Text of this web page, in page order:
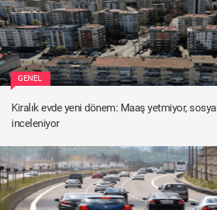
GENEL
Kiralık evde yeni dönem: Maaş yetmiyor,
inceleniyor